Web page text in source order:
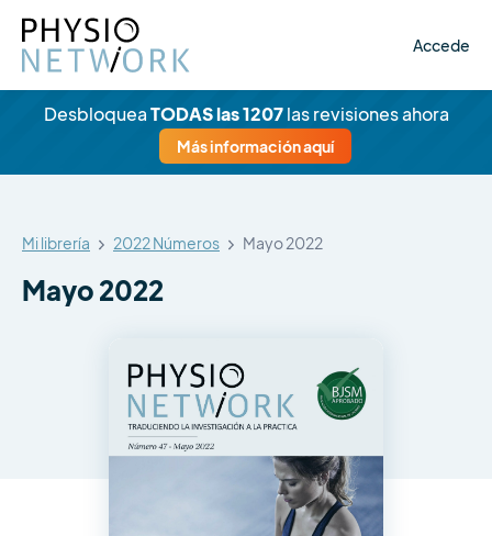
Accede
DesbloqueaTODAS las 1207las revisiones ahora
Más información aquí
Mi librería 2022 Números Mayo 2022
Mayo 2022